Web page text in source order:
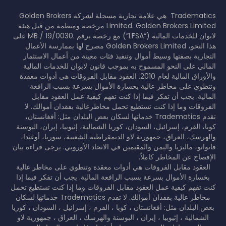
Tradematics هي علامة تجارية مسجلة لشركة Golden Brokers
Limited. Golden Brokers Limited مرخصة ومنظمة من قبل هيئة
لابوان للخدمات المالية (“LFSA”) مع رخصة برقم .MB / 19/0030 على
هذا النحو، Golden Brokers Limited مصرح لها بممارسة الأعمال
التجارية بصفتها وسيط أموال وتنفيذ فئات معينة من أعمال الاستثمار
المالي على النحو المسموح به بموجب قانون لابوان للخدمات المالية
والأوراق المالية لعام 2010. العقود مقابل الفروقات هي أدوات معقدة
وتنطوي على مخاطر عالية بخسارة الأموال بسرعة بسبب الرافعة
المالية. يجب أن تفكر فيما إذا كنت تفهم كيفية عمل العقود مقابل
الفروقات وما إذا كنت تستطيع تحمل مخاطرعالية بفقدان أموالك. لا
تقدم Tradematics خدماتها لسكان بعض البلدان مثل: أفغانستان،
كوبا، القرم، إسرائيل، السودان، كوريا الشمالية، إثيوبيا، إيران، البوسنة
والهرسك، العراق، جمهورية لاو الديمقراطية الشعبية، سوريا، أوغندا،
فانواتو، ماليزيا واليمن والمقيمين في الاتحاد الأوروبي. يرجى قراءة بيان
الإفصاح عن المخاطر كاملاً.
العقود مقابل الفروقات هي أدوات معقدة وتنطوي على مخاطر عالية
بخسارة الأموال بسرعة بسبب الرافعة المالية. يجب أن تفكر فيما إذا
كنت تفهم كيفية عمل العقود مقابل الفروقات وما إذا كنت تستطيع تحمل
مخاطر عالية بفقدان أموالك. لا تقدم Tradematics خدماتها لسكان
بعض البلدان مثل: أفغانستان ، كوبا ، القرم ، إسرائيل ، السودان ، كوريا
الشمالية ، إثيوبيا ، إيران ، البوسنة والهرسك ، العراق ، جمهورية لاو